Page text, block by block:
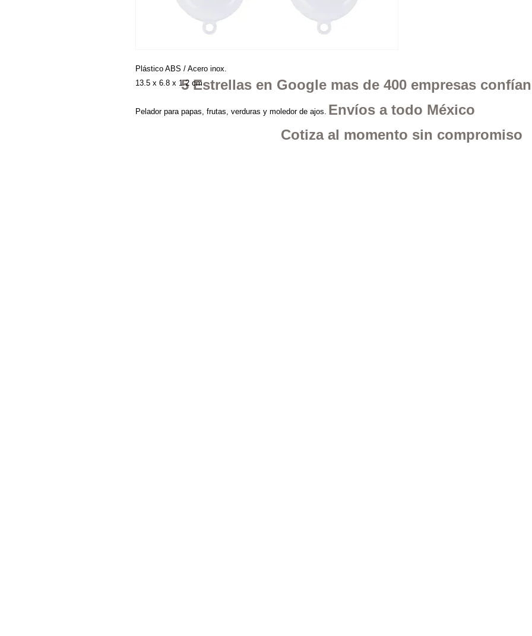
5 Estrellas en Google mas de 400 empresas
Envíos a todo México
Cotiza al momento sin compromiso
Plástico ABS / Acero inox.
13.5 x 6.8 x 1.2 cm
Pelador para papas, frutas, verduras y moledor de ajos.